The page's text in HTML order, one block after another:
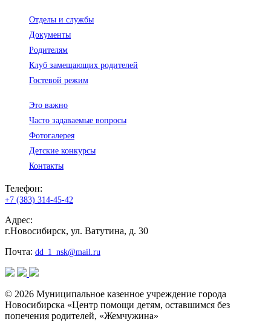
Отделы и службы
Документы
Родителям
Клуб замещающих родителей
Гостевой режим
Это важно
Часто задаваемые вопросы
Фотогалерея
Детские конкурсы
Контакты
Телефон:
+7 (383) 314-45-42
Адрес:
г.Новосибирск, ул. Ватутина, д. 30
Почта: dd_1_nsk@mail.ru
© 2026 Муниципальное казенное учреждение города
Новосибирска «Центр помощи детям, оставшимся без
попечения родителей, «Жемчужина»